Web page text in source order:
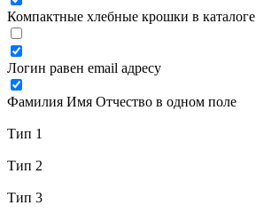
Компактные хлебные крошки в каталоге
Логин равен email адресу
Фамилия Имя Отчество в одном поле
Тип 1
Тип 2
Тип 3